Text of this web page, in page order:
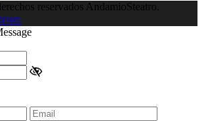
reservados AndamioSteatro.